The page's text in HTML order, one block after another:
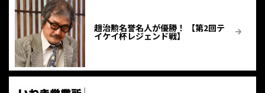
趙治勲名誉名人が優勝！ 【第2回テ
イケイ杯レジェンド戦】